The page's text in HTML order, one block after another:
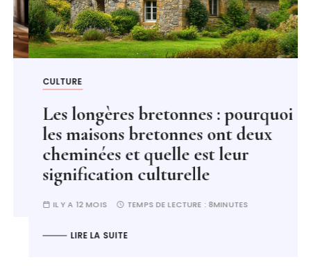
CULTURE
Les longères bretonnes : pourquoi
les maisons bretonnes ont deux
cheminées et quelle est leur
signification culturelle
IL Y A 12 MOIS TEMPS DE LECTURE :8MINUTES
LIRE LA SUITE